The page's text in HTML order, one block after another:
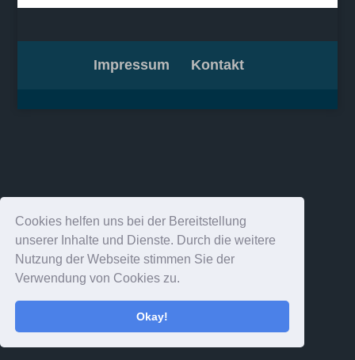
Cookies helfen uns bei der Bereitstellung
unserer Inhalte und Dienste. Durch die weitere
Nutzung der Webseite stimmen Sie der
Verwendung von Cookies zu.
Okay!
Impressum Kontakt